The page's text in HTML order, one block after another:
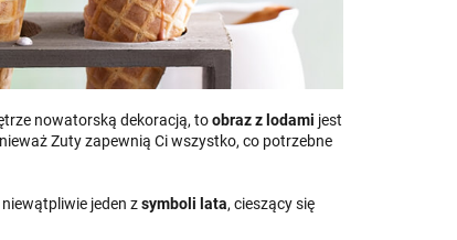
nowatorską dekoracją, toobraz z lodami jest
Zuty zapewnią Ci wszystko, co potrzebne
jeden zsymboli lata, cieszący się